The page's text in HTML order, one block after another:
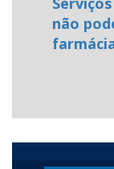
não